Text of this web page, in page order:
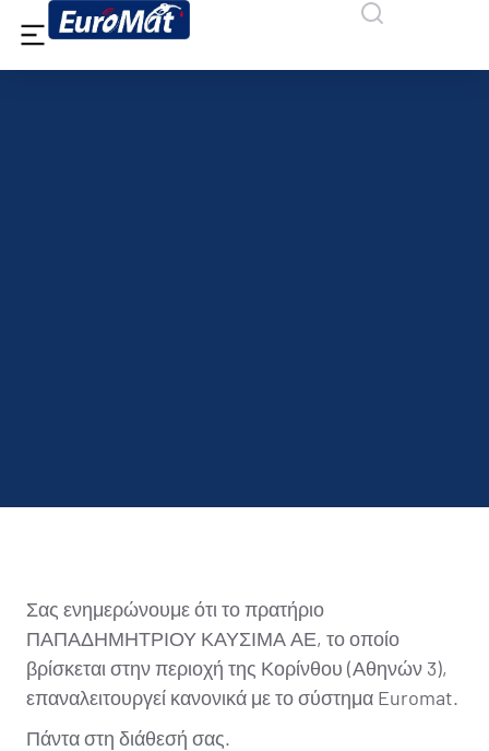
Σας ενημερώνουμε ότι το πρατήριο
ΠΑΠΑΔΗΜΗΤΡΙΟΥ ΚΑΥΣΙΜΑ ΑΕ, το οποίο
βρίσκεται στην περιοχή της Κορίνθου (Αθηνών 3),
επαναλειτουργεί κανονικά με το σύστημα Euromat.
Πάντα στη διάθεσή σας.